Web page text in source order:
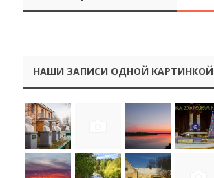
НАШИ ЗАПИСИ ОДНОЙ КАРТИНКОЙ